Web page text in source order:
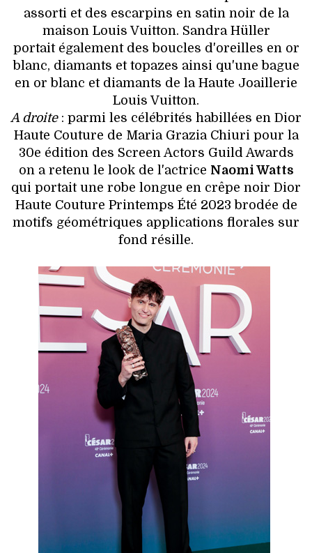
assorti et des escarpins en satin noir de la
maison Louis Vuitton. Sandra Hüller
portait également des boucles d'oreilles en or
blanc, diamants et topazes ainsi qu'une bague
en or blanc et diamants de la Haute Joaillerie
Louis Vuitton.
A droite: parmi les célébrités habillées en Dior
Haute Couture de Maria Grazia Chiuri pour la
30e édition des Screen Actors Guild Awards
on a retenu le look de l'actrice Naomi Watts
qui portait une robe longue en crêpe noir Dior
Haute Couture Printemps Été 2023 brodée de
motifs géométriques applications florales sur
fond résille.